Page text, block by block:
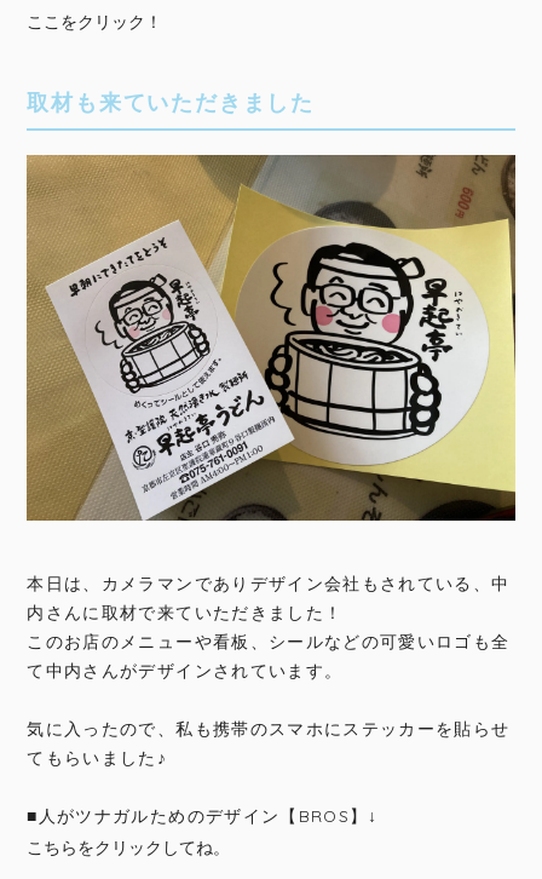
ここをクリック！
取材も来ていただきました
本日は、カメラマンでありデザイン会社もされている、中
内さんに取材で来ていただきました！
このお店のメニューや看板、シールなどの可愛いロゴも全
て中内さんがデザインされています。
気に入ったので、私も携帯のスマホにステッカーを貼らせ
てもらいました♪
■人がツナガルためのデザイン【BROS】↓
こちらをクリックしてね。